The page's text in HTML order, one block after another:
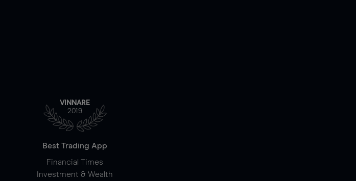
VINNARE
2019
Best Trading App
Financial Times
Investment & Wealth